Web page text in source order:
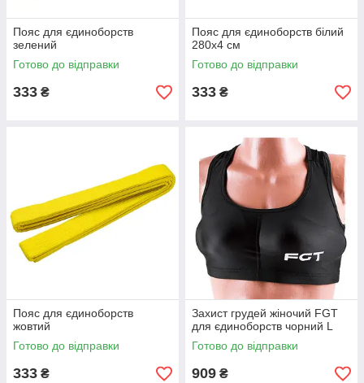
Пояс для єдиноборств
зелений
Готово до відправки
333 ₴
Пояс для єдиноборств білий
280х4 см
Готово до відправки
333 ₴
Пояс для єдиноборств
жовтий
Готово до відправки
333 ₴
Захист грудей жіночий FGT
для єдиноборств чорний L
Готово до відправки
909 ₴